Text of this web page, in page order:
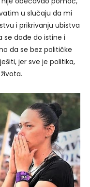
u slučaju da mi
i prikrivanju ubistva
se dođe do istine i
da se bez političke
jer sve je politika,